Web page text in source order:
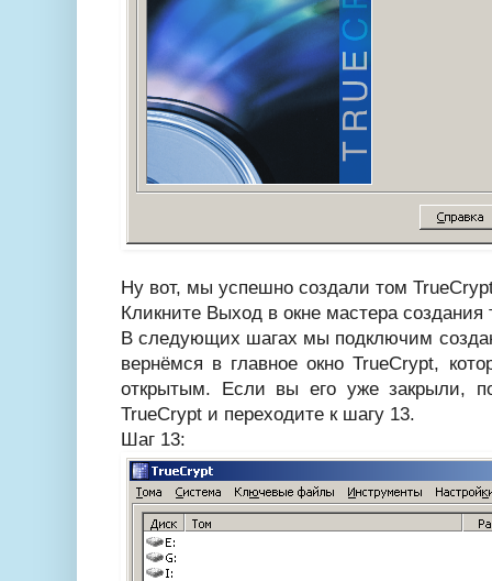
Ну вот, мы успешно создали том
Кликните Выход в окне мастера создания
В следующих шагах мы подключим
вернёмся в главное окно TrueCrypt,
открытым. Если вы его уже закрыли,
TrueCrypt и переходите к шагу 13.
Шаг 13: